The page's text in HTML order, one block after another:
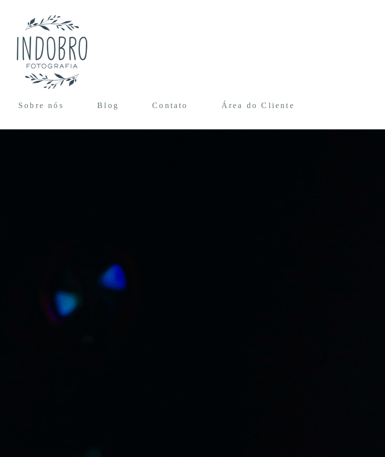
Sobre nós Blog Contato Área do Cliente